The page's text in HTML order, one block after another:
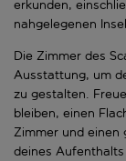
erkunden,
nahgelegenen
Die Zimmer des
Ausstattung, um
zu gestalten.
bleiben, einen
Zimmer und einen
deines